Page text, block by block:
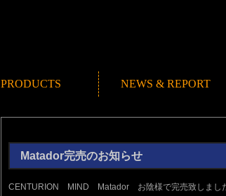
PRODUCTS NEWS & REPORT
Matador完売のお知らせ
CENTURION MIND Matador お陰様で完売致しまし